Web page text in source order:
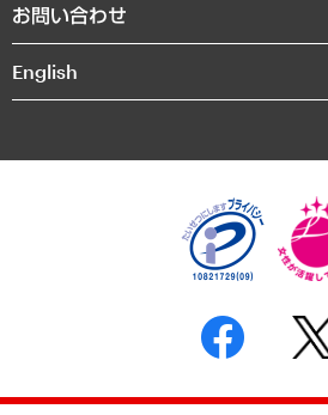
インドネシア現地法人
個人情報保護方針
反社会的勢力に対する基本方針
書面による個人情報の開示等の請求の手続きに
お問い合わせ
English